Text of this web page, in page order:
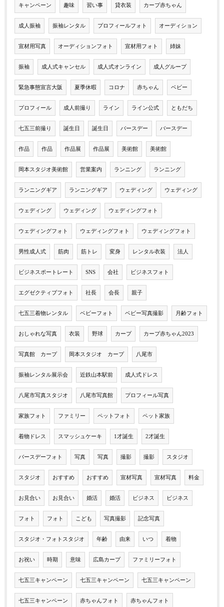
キャンペーン 趣味 習い事 貸衣装 カープ赤ちゃん
成人振袖 振袖レンタル プロフィールフォト オーディション
宣材用写真 オーディションフォト 宣材用フォト 姉妹
振袖 成人式キャンセル 成人式オンライン 成人グループ
緊急事態宣言大阪 夏季休暇 コロナ 赤ちゃん ベビー
プロフィール 成人前撮り ライン ライン公式 ともだち
七五三前撮り 誕生日 誕生日 バースデー バースデー
作品 作品 作品展 作品展 美術館 美術館
岡本スタジオ美術館 営業案内 ランニング ランニング
ランニングギア ランニングギア ウェディング ウェディング
ウェディング ウェディング ウェディングフォト
ウェディングフォト ウェディングフォト ウェディングフォト
男性成人式 筋肉 筋トレ 変身 レンタル衣装 法人
ビジネスポートレート SNS 会社 ビジネスフォト
エグゼクティブフォト 社長 会長 親子
七五三着物レンタル ベビーフォト ベビー写真撮影 月齢フォト
おしゃれな写真 衣装 野球 カープ カープ赤ちゃん2023
写真館 カープ 岡本スタジオ カープ 八尾市
振袖レンタル展示会 近鉄山本駅前 成人式ドレス
八尾市写真スタジオ 八尾市写真館 プロフィール写真
家族フォト ファミリー ペットフォト ペット家族
着物ドレス スマッシュケーキ 1才誕生 2才誕生
バースデーフォト 写真 写真 撮影 撮影 スタジオ
スタジオ おすすめ おすすめ 宣材写真 宣材写真 料金
お見合い お見合い 婚活 婚活 ビジネス ビジネス
フォト フォト こども 写真撮影 記念写真
スタジオ・フォトスタジオ 年齢 由来 いつ 着物
お祝い 時期 意味 広島カープ ファミリーフォト
七五三キャンペーン 七五三キャンペーン 七五三キャンペーン
七五三キャンペーン 赤ちゃんフォト 赤ちゃんフォト